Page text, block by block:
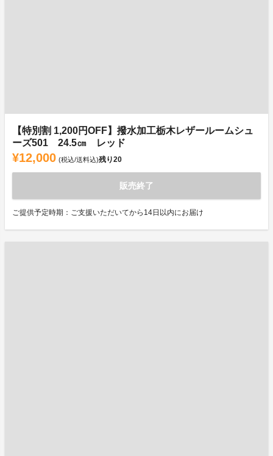
【特別割 1,200円OFF】撥水加工栃木レザールームシュ
ーズ501 24.5㎝ レッド
¥12,000 (税込/送料込)残り20
販売終了
ご提供予定時期：ご支援いただいてから14日以内にお届け